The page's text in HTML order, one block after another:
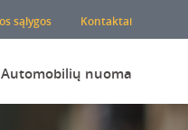
sąlygos Kontaktai
Automobilių nuoma